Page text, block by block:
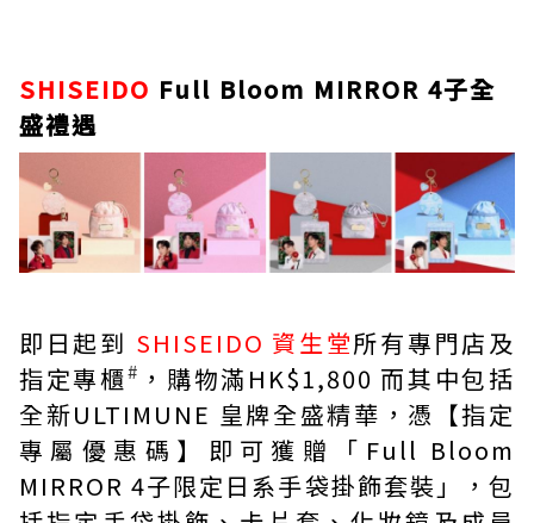
SHISEIDO Full Bloom MIRROR 4子全
盛禮遇
即日起到 SHISEIDO 資生堂所有專門店及
指定專櫃# ，購物滿HK$1,800 而其中包括
全新ULTIMUNE 皇牌全盛精華，憑【指定
專屬優惠碼】即可獲贈「Full Bloom
MIRROR 4子限定日系手袋掛飾套裝」，包